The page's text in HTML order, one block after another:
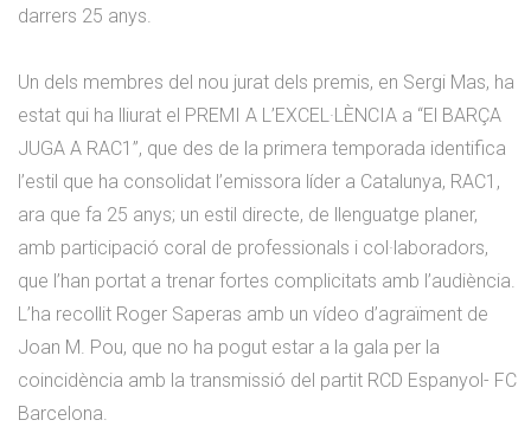
darrers 25 anys.
Un dels membres del nou jurat dels premis, en Sergi Mas, ha
estat qui ha lliurat el PREMI A L’EXCEL·LÈNCIA a “El BARÇA
JUGA A RAC1”, que des de la primera temporada identifica
l’estil que ha consolidat l’emissora líder a Catalunya, RAC1,
ara que fa 25 anys; un estil directe, de llenguatge planer,
amb participació coral de professionals i col·laboradors,
que l’han portat a trenar fortes complicitats amb l’audiència.
L’ha recollit Roger Saperas amb un vídeo d’agraïment de
Joan M. Pou, que no ha pogut estar a la gala per la
coincidència amb la transmissió del partit RCD Espanyol- FC
Barcelona.